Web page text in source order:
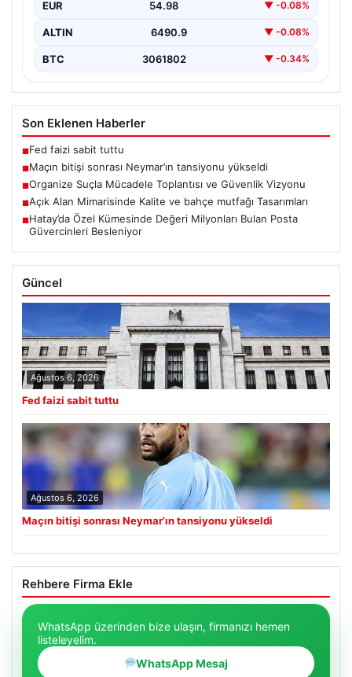
EUR 54.98 ▼ -0.08%
ALTIN 6490.9 ▼ -0.08%
BTC 3061802 ▼ -0.34%
Son Eklenen Haberler
■Fed faizi sabit tuttu
■Maçın bitişi sonrası Neymar’ın tansiyonu yükseldi
■Organize Suçla Mücadele Toplantısı ve Güvenlik Vizyonu
■Açık Alan Mimarisinde Kalite ve bahçe mutfağı Tasarımları
■Hatay’da Özel Kümesinde Değeri Milyonları Bulan Posta
Güvercinleri Besleniyor
Güncel
Ağustos 6, 2026
Fed faizi sabit tuttu
Ağustos 6, 2026
Maçın bitişi sonrası Neymar’ın tansiyonu yükseldi
Rehbere Firma Ekle
WhatsApp üzerinden bize ulaşın, firmanızı hemen
listeleyelim.
WhatsApp Mesaj